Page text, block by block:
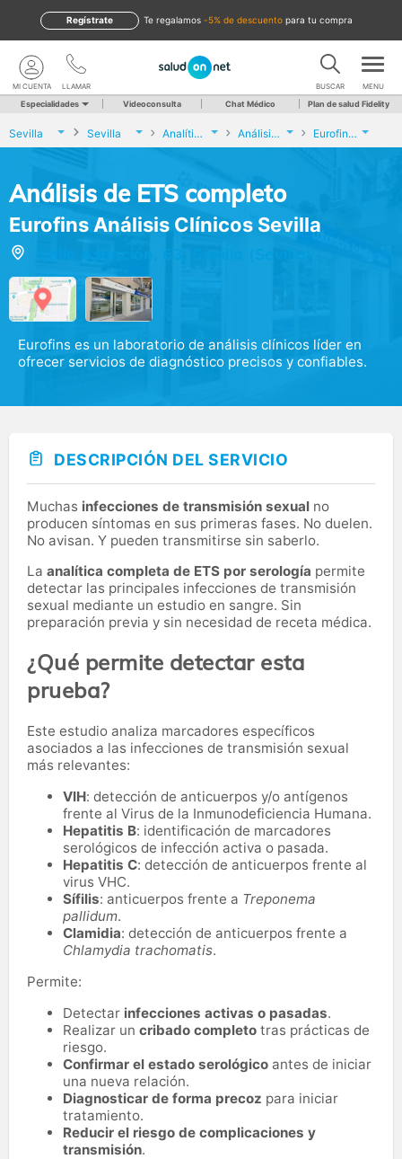
te regalamos -5% de descuento para tu compra
Regístrate
LLAMAR
MI CUENTA BUSCAR MENU
Especialidades Videoconsulta Chat Médico Plan de salud Fidelity
Sevilla Sevilla Analíticas y Genética Análisis de ETS completo Eurofins Análisis Clínicos Sevilla
Análisis de ETS completo
Eurofins Análisis Clínicos Sevilla
Eurofins es un laboratorio de análisis clínicos líder en
ofrecer servicios de diagnóstico precisos y confiables.
DESCRIPCIÓN DEL SERVICIO
Muchas infecciones de transmisión sexual no
producen síntomas en sus primeras fases. No duelen.
No avisan. Y pueden transmitirse sin saberlo.
La analítica completa de ETS por serología permite
detectar las principales infecciones de transmisión
sexual mediante un estudio en sangre. Sin
preparación previa y sin necesidad de receta médica.
¿Qué permite detectar esta
prueba?
Este estudio analiza marcadores específicos
asociados a las infecciones de transmisión sexual
más relevantes:
VIH: detección de anticuerpos y/o antígenos
frente al Virus de la Inmunodeficiencia Humana.
Hepatitis B: identificación de marcadores
serológicos de infección activa o pasada.
Hepatitis C: detección de anticuerpos frente al
virus VHC.
Sífilis: anticuerpos frente a Treponema
pallidum.
Clamidia: detección de anticuerpos frente a
Chlamydia trachomatis.
Permite:
Detectar infecciones activas o pasadas.
Realizar un cribado completo tras prácticas de
riesgo.
Confirmar el estado serológico antes de iniciar
una nueva relación.
Diagnosticar de forma precoz para iniciar
tratamiento.
Reducir el riesgo de complicaciones y
transmisión.